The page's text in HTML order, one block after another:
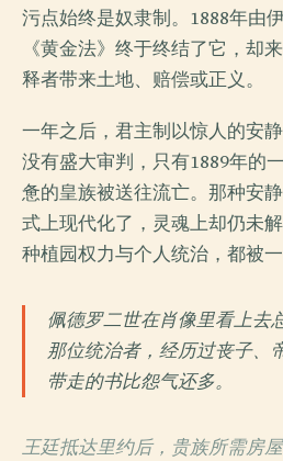
污点始终是奴隶制。1888年由
《黄金法》终于终结了它，却
释者带来土地、赔偿或正义。
一年之后，君主制以惊人的安
没有盛大审判，只有1889年的
惫的皇族被送往流亡。那种安
式上现代化了，灵魂上却仍未
种植园权力与个人统治，都被一
佩德罗二世在肖像里看上去
那位统治者，经历过丧子、
带走的书比怨气还多。
王廷抵达里约后，贵族所需房